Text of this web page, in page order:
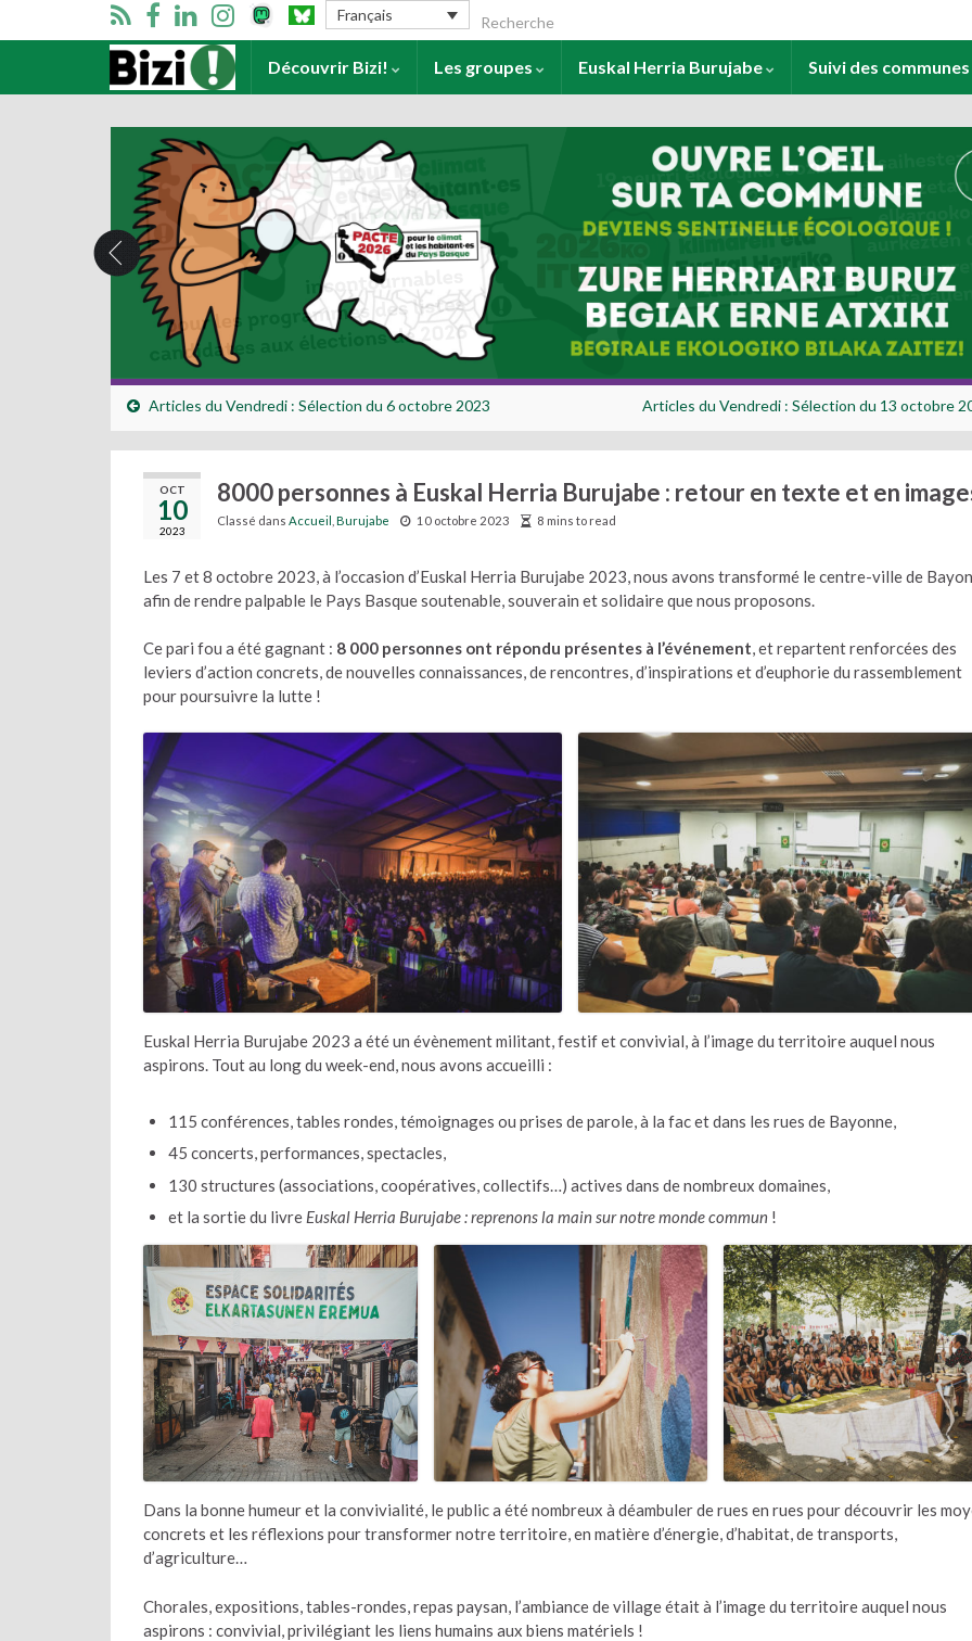
Français Search for:
Accueil Découvrir Bizi! Les groupes Euskal Herria Burujabe Suivi des communes
Articles du Vendredi : Sélection du 6 octobre 2023 Articles du Vendredi : Sélection du 13 octobre
OCT
10
2023
8000 personnes à Euskal Herria Burujabe : retour en texte et en
Classé dans Accueil Burujabe 10 octobre 2023 8 mins to read
Les 7 et 8 octobre 2023, à l’occasion d’Euskal Herria Burujabe 2023, nous avons transformé le centre-ville de
afin de rendre palpable le Pays Basque soutenable, souverain et solidaire que nous proposons.
Ce pari fou a été gagnant : 8 000 personnes ont répondu présentes à l’événement, et repartent renforcées des
leviers d’action concrets, de nouvelles connaissances, de rencontres, d’inspirations et d’euphorie du rassemblement
pour poursuivre la lutte !
Euskal Herria Burujabe 2023 a été un évènement militant, festif et convivial, à l’image du territoire auquel nous
aspirons. Tout au long du week-end, nous avons accueilli :
115 conférences, tables rondes, témoignages ou prises de parole, à la fac et dans les rues de Bayonne,
45 concerts, performances, spectacles,
130 structures (associations, coopératives, collectifs…) actives dans de nombreux domaines,
et la sortie du livreEuskal Herria Burujabe : reprenons la main sur notre monde commun !
Dans la bonne humeur et la convivialité, le public a été nombreux à déambuler de rues en rues pour découvrir les
concrets et les réflexions pour transformer notre territoire, en matière d’énergie, d’habitat, de transports,
d’agriculture…
Chorales, expositions, tables-rondes, repas paysan, l’ambiance de village était à l’image du territoire auquel nous
aspirons : convivial, privilégiant les liens humains aux biens matériels !